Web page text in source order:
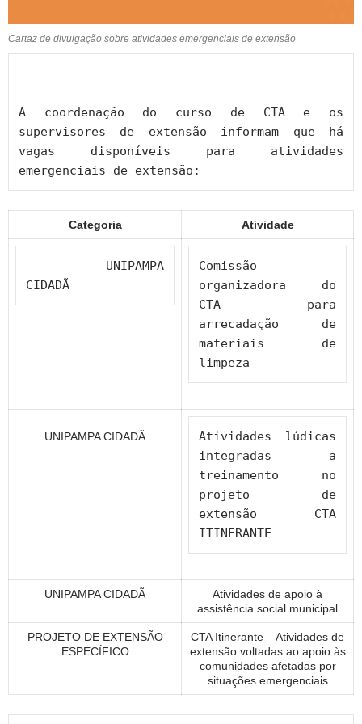
Cartaz de divulgação sobre atividades emergenciais de extensão
A coordenação do curso de CTA e os
supervisores de extensão informam que há
vagas disponíveis para atividades
emergenciais de extensão:
Categoria Atividade
CIDADÃ
Comissão
organizadora do
CTA para
arrecadação de
materiais de
limpeza
UNIPAMPA CIDADÃ
Atividades lúdicas
integradas a
treinamento no
projeto de
extensão CTA
ITINERANTE
UNIPAMPA CIDADÃ
Atividades de apoio à
assistência social municipal
PROJETO DE EXTENSÃO
ESPECÍFICO
CTA Itinerante – Atividades de
extensão voltadas ao apoio às
comunidades afetadas por
situações emergenciais